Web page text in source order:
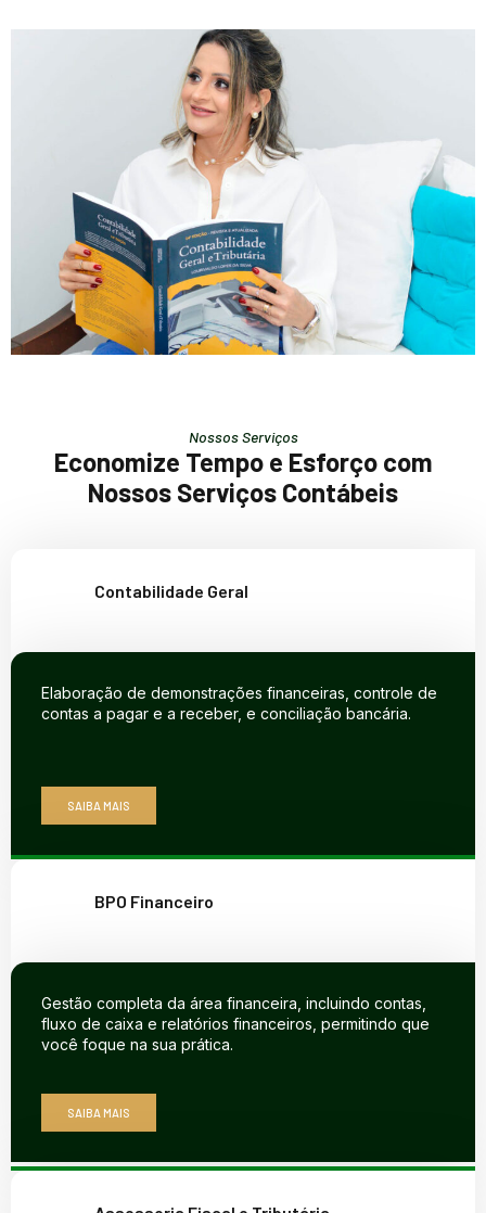
Nossos Serviços
Economize Tempo e Esforço com
Nossos Serviços Contábeis
Contabilidade Geral
Elaboração de demonstrações financeiras, controle de
contas a pagar e a receber, e conciliação bancária.
SAIBA MAIS
BPO Financeiro
Gestão completa da área financeira, incluindo contas,
fluxo de caixa e relatórios financeiros, permitindo que
você foque na sua prática.
SAIBA MAIS